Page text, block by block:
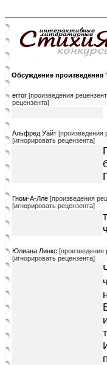
Обсуждение произведения
error [произведения
рецензента]
Альфред Уайт [произведения
[игнорировать рецензента]
Гном-А-Лле [произведения
[игнорировать рецензента]
Юлиана Линкс [произведения
[игнорировать рецензента]